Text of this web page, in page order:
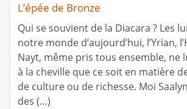
L’épée de Bronze
Qui se souvient de la Diacara ? Les
notre monde d’aujourd’hui, l’Yrian,
Nayt, même pris tous ensemble, ne
à la cheville que ce soit en matière
de culture ou de richesse. Moi
des (…)